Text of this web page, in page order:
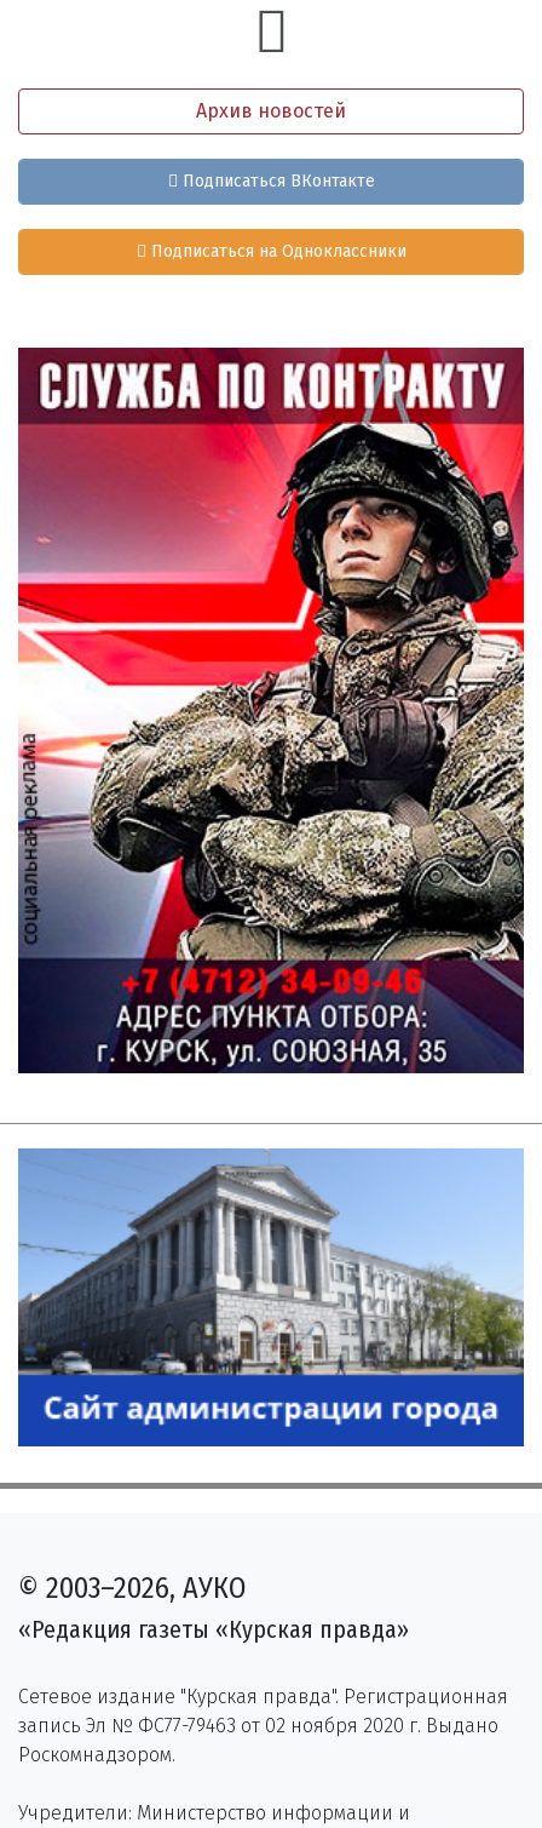
Архив новостей
Подписаться ВКонтакте
Подписаться на Одноклассники
© 2003–2026, АУКО
«Редакция газеты «Курская правда»
Сетевое издание "Курская правда". Регистрационная
запись Эл № ФС77-79463 от 02 ноября 2020 г. Выдано
Роскомнадзором.
Учредители: Министерство информации и